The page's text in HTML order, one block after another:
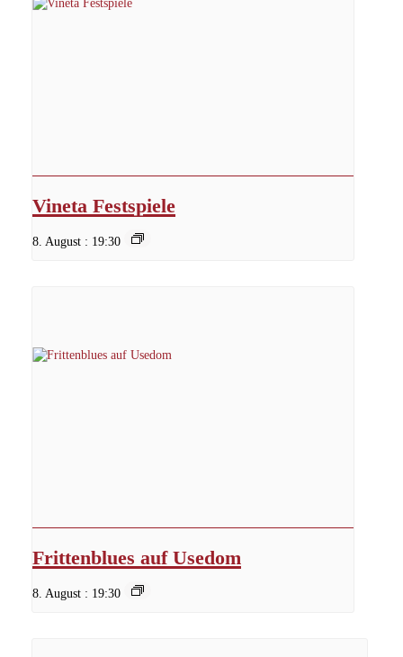
Vineta Festspiele
8. August : 19:30
Frittenblues auf Usedom
8. August : 19:30